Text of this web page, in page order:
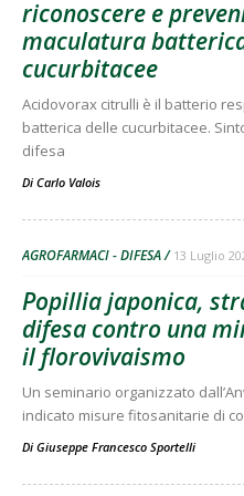
riconoscere e
maculatura
cucurbitacee
Acidovorax citrulli è il batterio
batterica delle cucurbitacee.
difesa
Di Carlo Valois
AGROFARMACI - DIFESA 13 Luglio
Popillia japonica,
difesa contro una
il florovivaismo
Un seminario organizzato
indicato misure fitosanitarie di
Di Giuseppe Francesco Sportelli